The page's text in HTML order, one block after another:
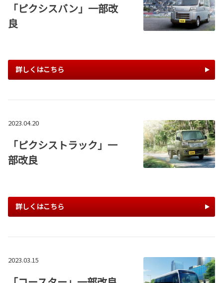
「ピクシスバン」一部改
良
詳しくはこちら
2023.04.20
「ピクシストラック」一
部改良
詳しくはこちら
2023.03.15